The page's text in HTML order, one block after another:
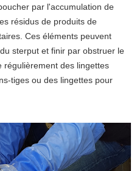
par l'accumulation de
résidus de produits de
Ces éléments peuvent
sterput et finir par obstruer le
régulièrement des lingettes
tiges ou des lingettes pour